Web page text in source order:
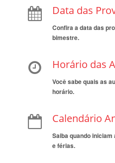
Data das
Confira a data das
bimestre.
Horário das
Você sabe quais as
horário.
Calendário
Saiba quando
e férias.